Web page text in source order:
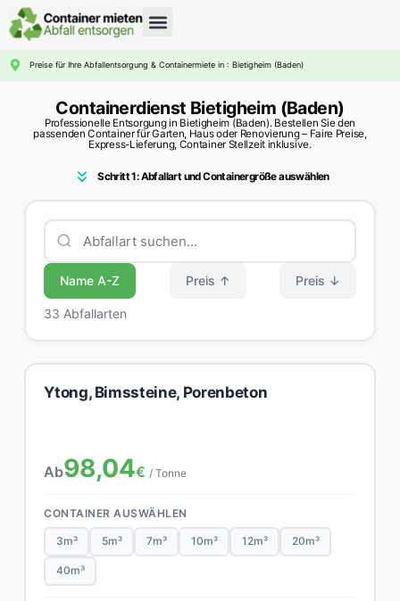
Preise für Ihre Abfallentsorgung & Containermiete in : Bietigheim (Baden)
Containerdienst Bietigheim (Baden)
Professionelle Entsorgung in Bietigheim (Baden). Bestellen Sie den
passenden Container für Garten, Haus oder Renovierung – Faire Preise,
Express-Lieferung, Container Stellzeit inklusive.
Schritt 1: Abfallart und Containergröße auswählen
Name A-Z Preis ↑ Preis ↓
33 Abfallarten
Ytong, Bimssteine, Porenbeton
Ab98,04€ / Tonne
CONTAINER AUSWÄHLEN
3m³ 5m³ 7m³ 10m³ 12m³ 20m³
40m³